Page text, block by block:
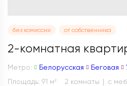
без комиссии от собственника
2-комнатная
Метро: Белорусская Беговая
Площадь: 91 м 2 2 комнаты
с